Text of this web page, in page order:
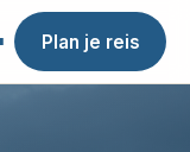
Plan je reis